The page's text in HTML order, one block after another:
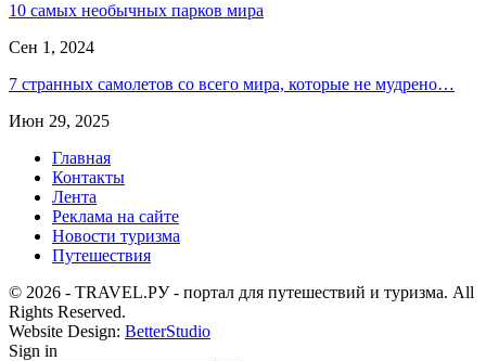
10 самых необычных парков мира
Сен 1, 2024
7 странных самолетов со всего мира, которые не мудрено…
Июн 29, 2025
Главная
Контакты
Лента
Реклама на сайте
Новости туризма
Путешествия
© 2026 - TRAVEL.РУ - портал для путешествий и туризма. All
Rights Reserved.
Website Design: BetterStudio
Sign in